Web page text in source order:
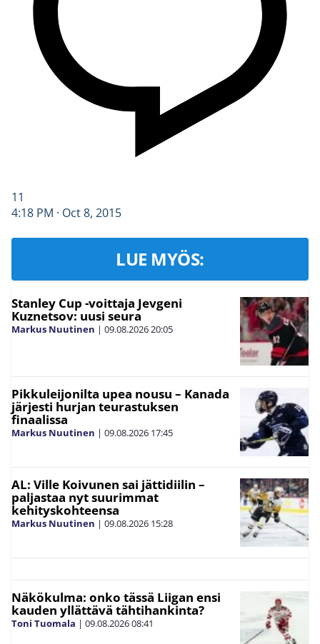
11
4:18 PM · Oct 8, 2015
LUE MYÖS:
Stanley Cup -voittaja Jevgeni
Kuznetsov: uusi seura
Markus Nuutinen | 09.08.202620:05
Pikkuleijonilta upea nousu – Kanada
järjesti hurjan teurastuksen
finaalissa
Markus Nuutinen | 09.08.2026 17:45
AL: Ville Koivunen sai jättidiilin –
paljastaa nyt suurimmat
kehityskohteensa
Markus Nuutinen | 09.08.2026 15:28
Näkökulma: onko tässä Liigan ensi
kauden yllättävä tähtihankinta?
Toni Tuomala | 09.08.202608:41